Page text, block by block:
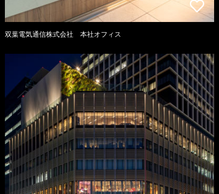
双葉電気通信株式会社 本社オフィス